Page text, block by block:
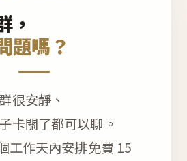
，
題嗎？
很安靜、
卡關了都可以聊。
工作天內安排免費 15